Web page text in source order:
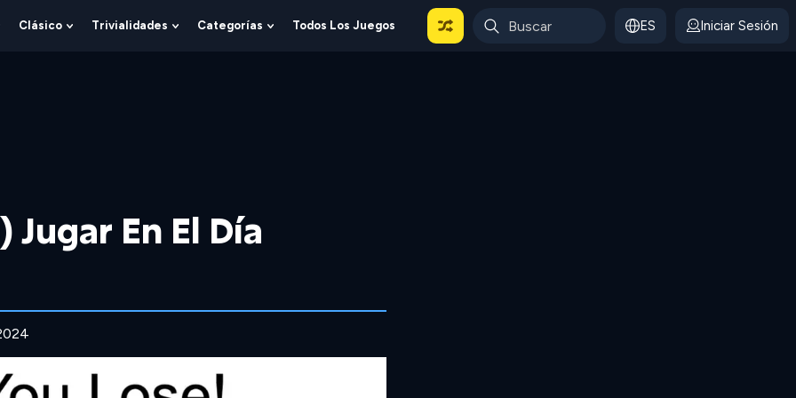
Show
Clásico
Show
Trivialidades
Show
Categorías
Show
Todos Los Juegos ES Iniciar Sesión
En El Día